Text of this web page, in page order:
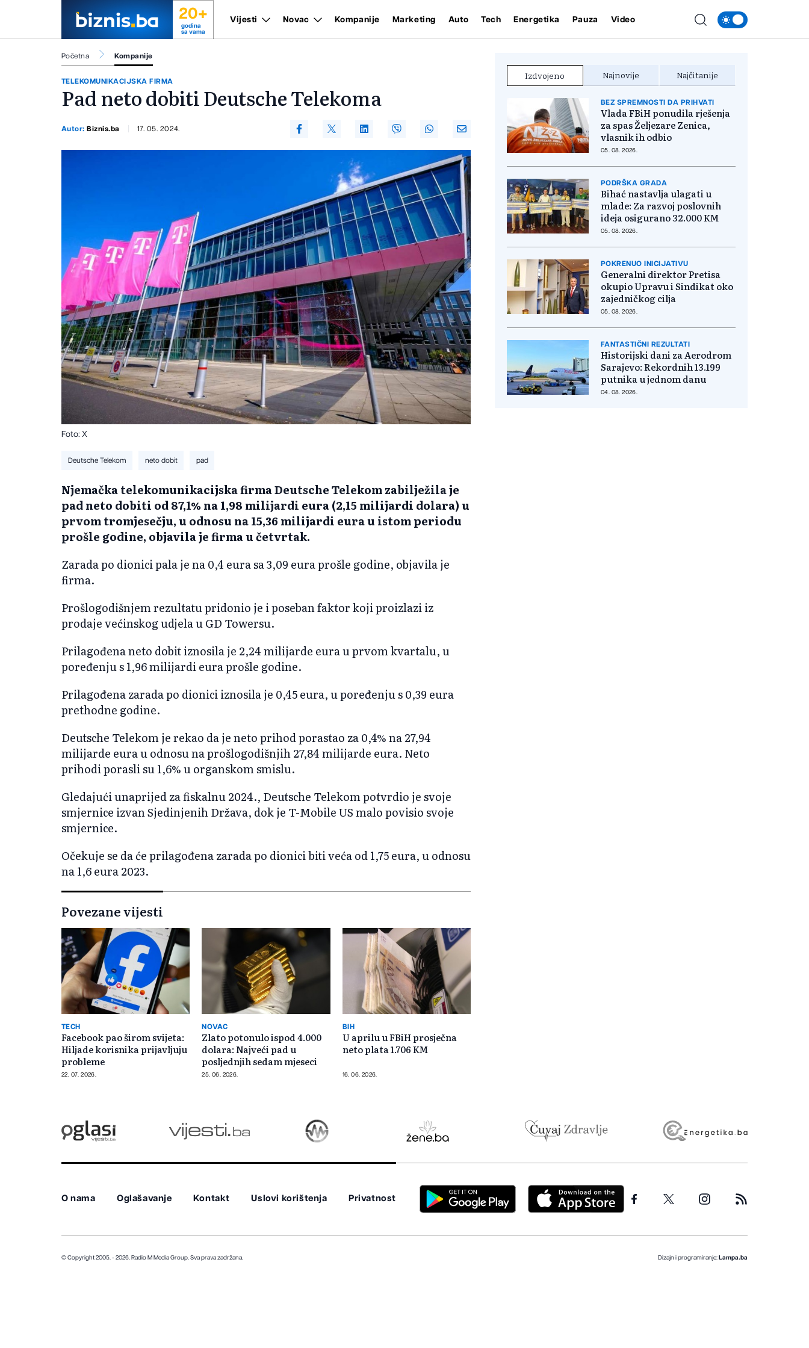
20+
godina
sa vama
Vijesti Novac Kompanije Marketing Auto Tech Energetika Pauza Video
Početna Kompanije
TELEKOMUNIKACIJSKA FIRMA
Pad neto dobiti Deutsche Telekoma
Autor:Biznis.ba 17. 05. 2024.
Foto: X
Deutsche Telekom neto dobit pad
Njemačka telekomunikacijska firma Deutsche Telekom zabilježila je
pad neto dobiti od 87,1% na 1,98 milijardi eura (2,15 milijardi dolara) u
prvom tromjesečju, u odnosu na 15,36 milijardi eura u istom periodu
prošle godine, objavila je firma u četvrtak.
Zarada po dionici pala je na 0,4 eura sa 3,09 eura prošle godine, objavila je
firma.
Prošlogodišnjem rezultatu pridonio je i poseban faktor koji proizlazi iz
prodaje većinskog udjela u GD Towersu.
Prilagođena neto dobit iznosila je 2,24 milijarde eura u prvom kvartalu, u
poređenju s 1,96 milijardi eura prošle godine.
Prilagođena zarada po dionici iznosila je 0,45 eura, u poređenju s 0,39 eura
prethodne godine.
Deutsche Telekom je rekao da je neto prihod porastao za 0,4% na 27,94
milijarde eura u odnosu na prošlogodišnjih 27,84 milijarde eura. Neto
prihodi porasli su 1,6% u organskom smislu.
Gledajući unaprijed za fiskalnu 2024., Deutsche Telekom potvrdio je svoje
smjernice izvan Sjedinjenih Država, dok je T-Mobile US malo povisio svoje
smjernice.
Očekuje se da će prilagođena zarada po dionici biti veća od 1,75 eura, u odnosu
na 1,6 eura 2023.
Povezane vijesti
TECH
Facebook pao širom svijeta:
Hiljade korisnika prijavljuju
probleme
22. 07. 2026.
NOVAC
Zlato potonulo ispod 4.000
dolara: Najveći pad u
posljednjih sedam mjeseci
25. 06. 2026.
BIH
U aprilu u FBiH prosječna
neto plata 1.706 KM
16. 06. 2026.
Izdvojeno Najnovije Najčitanije
BEZ SPREMNOSTI DA PRIHVATI
Vlada FBiH ponudila rješenja
za spas Željezare Zenica,
vlasnik ih odbio
05. 08. 2026.
PODRŠKA GRADA
Bihać nastavlja ulagati u
mlade: Za razvoj poslovnih
ideja osigurano 32.000 KM
05. 08. 2026.
POKRENUO INICIJATIVU
Generalni direktor Pretisa
okupio Upravu i Sindikat oko
zajedničkog cilja
05. 08. 2026.
FANTASTIČNI REZULTATI
Historijski dani za Aerodrom
Sarajevo: Rekordnih 13.199
putnika u jednom danu
04. 08. 2026.
O nama Oglašavanje Kontakt Uslovi korištenja Privatnost
© Copyright 2005. - 2026. Radio M Media Group. Sva prava zadržana. Dizajn i programiranje: Lampa.ba